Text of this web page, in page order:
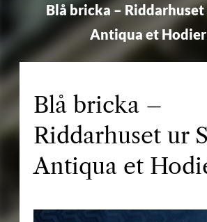
Blå bricka – Riddarhuset
Antiqua et
Blå bricka –
Riddarhuset ur
Antiqua et